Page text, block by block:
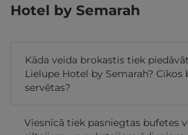
Hotel by Semarah
Kāda veida brokastis tiek
Lielupe Hotel by Semarah?
servētas?
Viesnīcā tiek pasniegtas bufetes